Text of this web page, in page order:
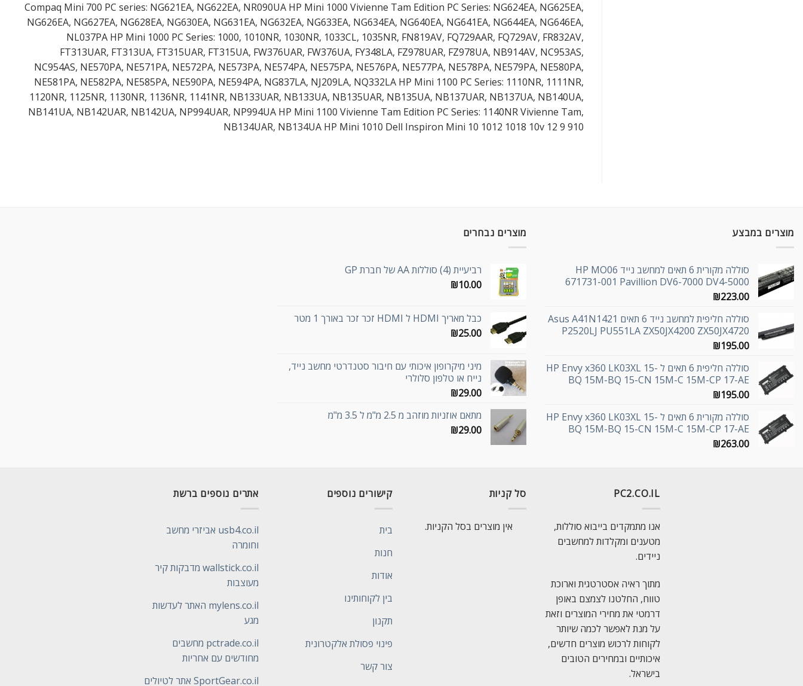
Compaq Mini 700 PC series: NG621EA, NG622EA, NR090UA HP Mini 1000 Vivienne Tam Edition PC Series: NG624EA, NG625EA,
NG626EA, NG627EA, NG628EA, NG630EA, NG631EA, NG632EA, NG633EA, NG634EA, NG640EA, NG641EA, NG644EA, NG646EA,
NL037PA HP Mini 1000 PC Series: 1000, 1010NR, 1030NR, 1033CL, 1035NR, FN819AV, FQ729AAR, FQ729AV, FR832AV,
FT313UAR, FT313UA, FT315UAR, FT315UA, FW376UAR, FW376UA, FY348LA, FZ978UAR, FZ978UA, NB914AV, NC953AS,
NC954AS, NE570PA, NE571PA, NE572PA, NE573PA, NE574PA, NE575PA, NE576PA, NE577PA, NE578PA, NE579PA, NE580PA,
NE581PA, NE582PA, NE585PA, NE590PA, NE594PA, NG837LA, NJ209LA, NQ332LA HP Mini 1100 PC Series: 1110NR, 1111NR,
1120NR, 1125NR, 1130NR, 1136NR, 1141NR, NB133UAR, NB133UA, NB135UAR, NB135UA, NB137UAR, NB137UA, NB140UA,
NB141UA, NB142UAR, NB142UA, NP994UAR, NP994UA HP Mini 1100 Vivienne Tam Edition PC Series: 1140NR Vivienne Tam,
NB134UAR, NB134UA HP Mini 1010 Dell Inspiron Mini 10 1012 1018 10v 12 9 910
מוצרים במבצע
סוללה מקורית 6 תאים למחשב נייד HP MO06
671731-001 Pavillion DV6-7000 DV4-5000
₪223.00
סוללה חליפית למחשב נייד 6 תאים Asus A41N1421
P2520LJ PU551LA ZX50JX4200 ZX50JX4720
₪195.00
סוללה חליפית 6 תאים ל HP Envy x360 LK03XL 15-
BQ 15M-BQ 15-CN 15M-C 15M-CP 17-AE
₪195.00
סוללה מקורית 6 תאים ל HP Envy x360 LK03XL 15-
BQ 15M-BQ 15-CN 15M-C 15M-CP 17-AE
₪263.00
מוצרים נבחרים
רביעיית (4) סוללות AA של חברת GP
₪10.00
כבל מאריך HDMI ל HDMI זכר זכר באורך 1 מטר
₪25.00
מיני מיקרופון איכותי עם חיבור סטנדרטי מחשב נייד,
נייח או טלפון סלולרי
₪29.00
מתאם אוזניות מוזהב מ 2.5 מ"מ ל 3.5 מ"מ
₪29.00
PC2.CO.IL
אנו מתמקדים בייבוא סוללות,
מטענים ומקלדות למחשבים
ניידים.
מתוך ראיה אסטרטגית וארוכת
טווח, החלטנו לצמצם באופן
דרמטי את מחירי המוצרים וזאת
על מנת לאפשר לכמה שיותר
לקוחות לרכוש מוצרים חדשים,
איכותיים ובמחירים הטובים
בישראל.
סל קניות
אין מוצרים בסל הקניות.
קישורים נוספים
בית
חנות
אודות
בין לקוחותינו
תקנון
פינוי פסולת אלקטרונית
צור קשר
אתרים נוספים ברשת
usb4.co.il אביזרי מחשב
וחומרה
wallstick.co.il מדבקות קיר
מעוצבות
mylens.co.il האתר לעדשות
מגע
pctrade.co.il מחשבים
מחודשים עם אחריות
SportGear.co.il אתר לטיולים